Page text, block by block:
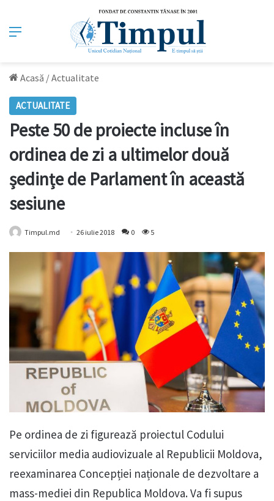
Meniu
Acasă /Actualitate
ACTUALITATE
Peste 50 de proiecte incluse în
ordinea de zi a ultimelor două
ședințe de Parlament în această
sesiune
Timpul.md 26 iulie 2018 0 5
Pe ordinea de zi figurează proiectul Codului
serviciilor media audiovizuale al Republicii Moldova,
reexaminarea Concepției naționale de dezvoltare a
mass-mediei din Republica Moldova. Va fi supus